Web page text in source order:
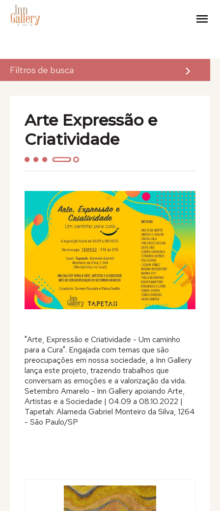
Arte
Eventos
Para Empresas
Editora
Na Mídia
Contato
Filtros de busca
Arte Expressão e
Criatividade
"Arte, Expressão e Criatividade - Um caminho
para a Cura". Engajada com temas que são
preocupações em nossa sociedade, a Inn Gallery
lança este projeto, trazendo trabalhos que
conversam as emoções e a valorização da vida.
Setembro Amarelo - Inn Gallery apoiando Arte,
Artistas e a Sociedade | 04.09 a 08.10.2022 |
Tapetah: Alameda Gabriel Monteiro da Silva, 1264
- São Paulo/SP